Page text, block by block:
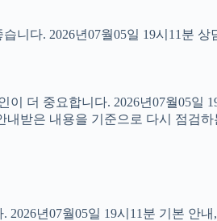
다. 2026년07월05일 19시11분
더 중요합니다. 2026년07월05일
받은 내용을 기준으로 다시 점검
년07월05일 19시11분 기본 안